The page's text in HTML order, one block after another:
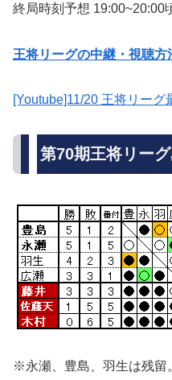
終局時刻予想 19:00~20:00
王将リーグの中継・視聴方
[Youtube]11/20 王将リー
第70期王将リー
※永瀬、豊島、羽生は残留